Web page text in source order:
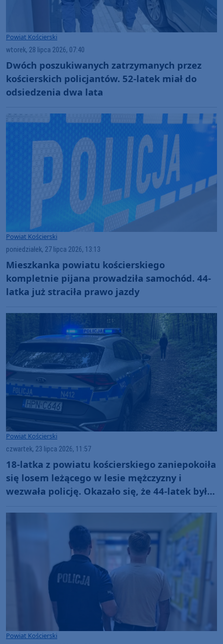
Powiat Kościerski
wtorek, 28 lipca 2026, 07:40
Dwóch poszukiwanych zatrzymanych przez
kościerskich policjantów. 52-latek miał do
odsiedzenia dwa lata
Powiat Kościerski
poniedziałek, 27 lipca 2026, 13:13
Mieszkanka powiatu kościerskiego
kompletnie pijana prowadziła samochód. 44-
latka już straciła prawo jazdy
Powiat Kościerski
czwartek, 23 lipca 2026, 11:57
18-latka z powiatu kościerskiego zaniepokoiła
się losem leżącego w lesie mężczyzny i
wezwała policję. Okazało się, że 44-latek był
Powiat Kościerski